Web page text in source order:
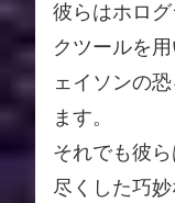
彼らはホロ
クツールを
ェイソンの
ます。
それでも彼
尽くした巧